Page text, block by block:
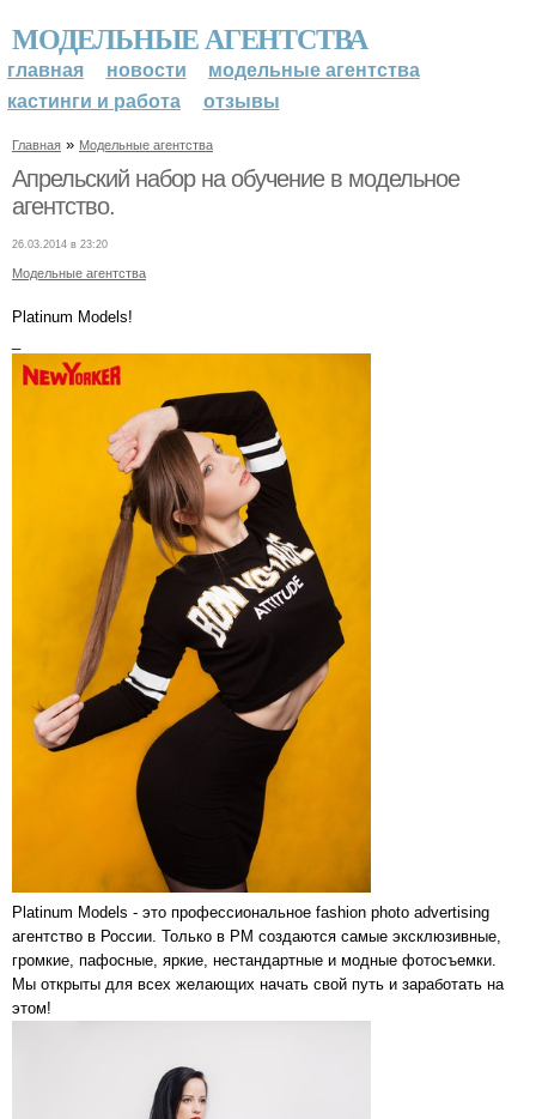
МОДЕЛЬНЫЕ АГЕНТСТВА
главная новости
модельные агентства
кастинги и работа
отзывы
Главная » Модельные агентства
Апрельский набор на обучение в модельное
агентство.
26.03.2014 в 23:20
Модельные агентства
Platinum Models!
Platinum Models - это профессиональное fashion photo advertising
агентство в России. Только в PM создаются самые эксклюзивные,
громкие, пафосные, яркие, нестандартные и модные фотосъемки.
Мы открыты для всех желающих начать свой путь и заработать на
этом!